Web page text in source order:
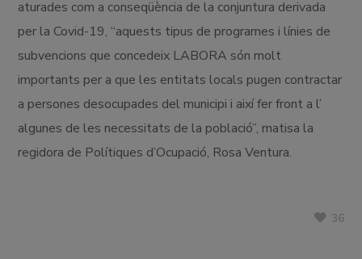
aturades com a conseqüència de la conjuntura derivada
per la Covid-19, “aquests tipus de programes i línies de
subvencions que concedeix LABORA són molt
importants per a que les entitats locals pugen contractar
a persones desocupades del municipi i així fer front a l’
algunes de les necessitats de la població”, matisa la
regidora de Polítiques d’Ocupació, Rosa Ventura.
36